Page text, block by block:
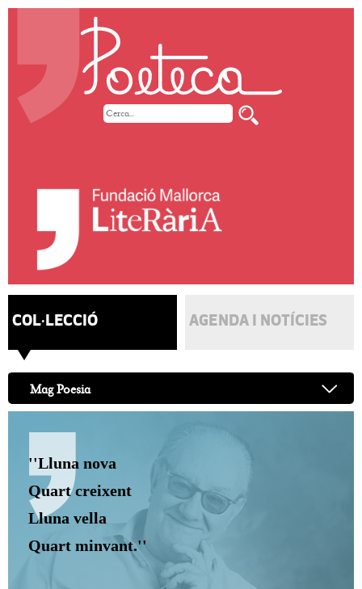
COL·LECCIÓ AGENDA I NOTÍCIES
Mag Poesia
''Lluna nova
Quart creixent
Lluna vella
Quart minvant.''